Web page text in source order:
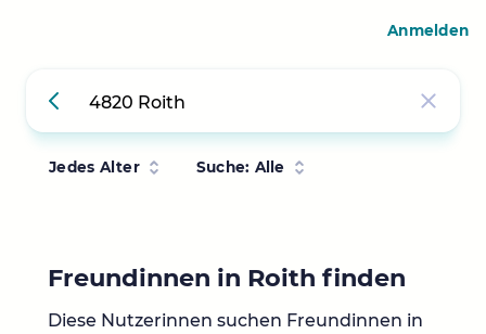
Jedes Alter Suche: Alle
Freundinnen in Roith finden
Diese Nutzerinnen suchen Freundinnen in
Anmelden